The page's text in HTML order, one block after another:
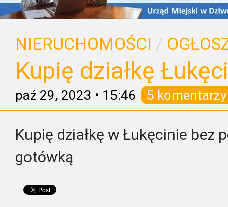
NIERUCHOMOŚCI /
Kupię działkę
paź 29, 2023 • 15:46 5 komentarzy
Kupię działkę w Łukęcinie bez
gotówką